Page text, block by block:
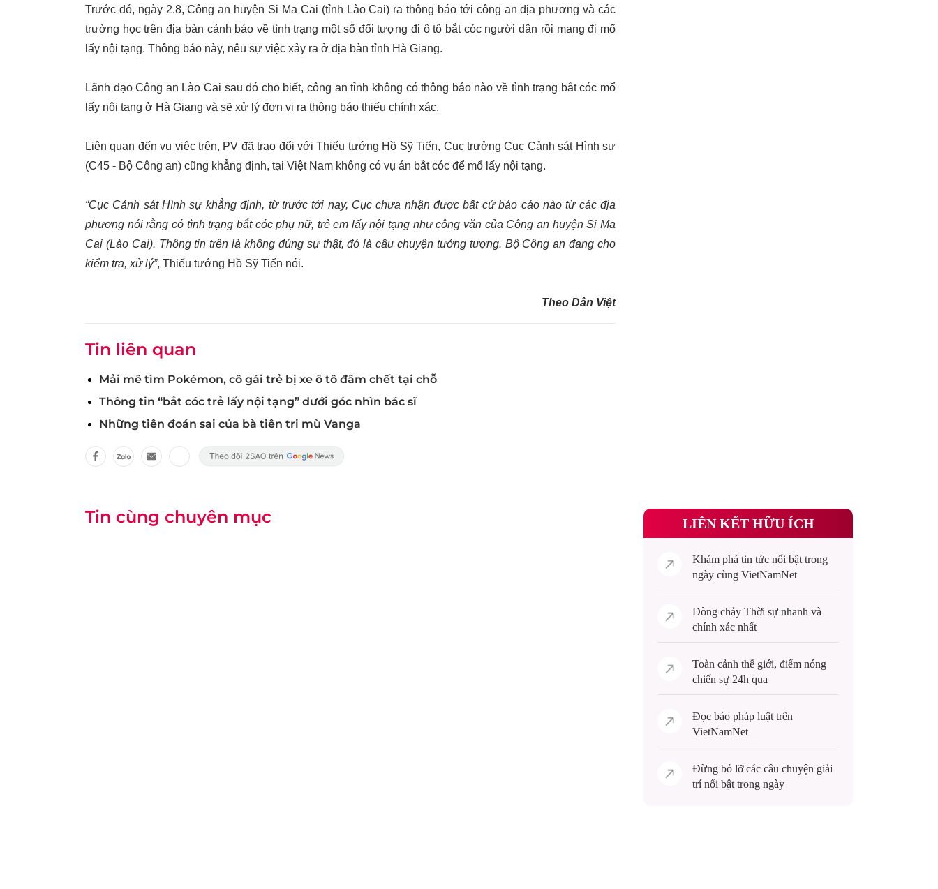
Trước đó, ngày 2.8, Công an huyện Si Ma Cai (tỉnh Lào Cai) ra thông báo tới công an địa phương và các
trường học trên địa bàn cảnh báo về tình trạng một số đối tượng đi ô tô bắt cóc người dân rồi mang đi mổ
lấy nội tạng. Thông báo này, nêu sự việc xảy ra ở địa bàn tỉnh Hà Giang.
Lãnh đạo Công an Lào Cai sau đó cho biết, công an tỉnh không có thông báo nào về tình trạng bắt cóc mổ
lấy nội tạng ở Hà Giang và sẽ xử lý đơn vị ra thông báo thiếu chính xác.
Liên quan đến vụ việc trên, PV đã trao đổi với Thiếu tướng Hồ Sỹ Tiến, Cục trưởng Cục Cảnh sát Hình sự
(C45 - Bộ Công an) cũng khẳng định, tại Việt Nam không có vụ án bắt cóc để mổ lấy nội tạng.
“Cục Cảnh sát Hình sự khẳng định, từ trước tới nay, Cục chưa nhận được bất cứ báo cáo nào từ các địa
phương nói rằng có tình trạng bắt cóc phụ nữ, trẻ em lấy nội tạng như công văn của Công an huyện Si Ma
Cai (Lào Cai). Thông tin trên là không đúng sự thật, đó là câu chuyện tưởng tượng. Bộ Công an đang cho
kiểm tra, xử lý”, Thiếu tướng Hồ Sỹ Tiến nói.
Theo Dân Việt
Tin liên quan
Mải mê tìm Pokémon, cô gái trẻ bị xe ô tô đâm chết tại chỗ
Thông tin “bắt cóc trẻ lấy nội tạng” dưới góc nhìn bác sĩ
Những tiên đoán sai của bà tiên tri mù Vanga
Tin cùng chuyên mục LIÊN KẾT HỮU ÍCH
Khám phá tin tức nổi bật trong
ngày cùng VietNamNet
Dòng chảy Thời sự nhanh và
chính xác nhất
Toàn cảnh thế giới, điểm nóng
chiến sự 24h qua
Đọc báo pháp luật trên
VietNamNet
Đừng bỏ lỡ các câu chuyện giải
trínổi bật trong ngày